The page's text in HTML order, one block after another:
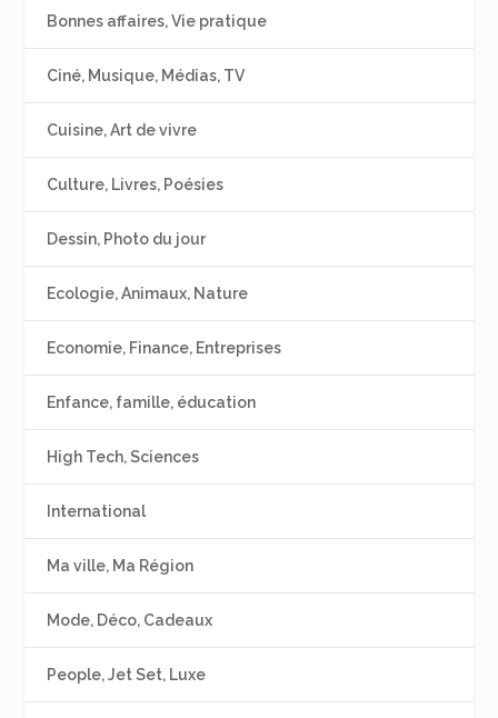
Bonnes affaires, Vie pratique
Ciné, Musique, Médias, TV
Cuisine, Art de vivre
Culture, Livres, Poésies
Dessin, Photo du jour
Ecologie, Animaux, Nature
Economie, Finance, Entreprises
Enfance, famille, éducation
High Tech, Sciences
International
Ma ville, Ma Région
Mode, Déco, Cadeaux
People, Jet Set, Luxe